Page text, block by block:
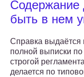
Содержание
быть в нем
Справка выдаётся
полной выписки
строгой
делается по